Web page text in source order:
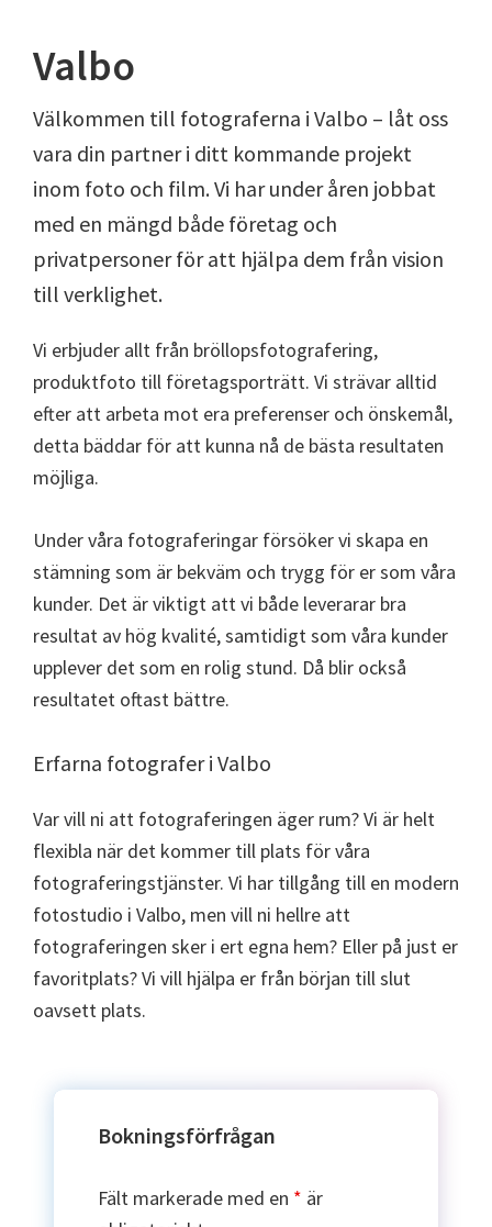
Valbo
Välkommen till fotograferna i Valbo – låt oss
vara din partner i ditt kommande projekt
inom foto och film. Vi har under åren jobbat
med en mängd både företag och
privatpersoner för att hjälpa dem från vision
till verklighet.
Vi erbjuder allt från bröllopsfotografering,
produktfoto till företagsporträtt. Vi strävar alltid
efter att arbeta mot era preferenser och önskemål,
detta bäddar för att kunna nå de bästa resultaten
möjliga.
Under våra fotograferingar försöker vi skapa en
stämning som är bekväm och trygg för er som våra
kunder. Det är viktigt att vi både leverarar bra
resultat av hög kvalité, samtidigt som våra kunder
upplever det som en rolig stund. Då blir också
resultatet oftast bättre.
Erfarna fotografer i Valbo
Var vill ni att fotograferingen äger rum? Vi är helt
flexibla när det kommer till plats för våra
fotograferingstjänster. Vi har tillgång till en modern
fotostudio i Valbo, men vill ni hellre att
fotograferingen sker i ert egna hem? Eller på just er
favoritplats? Vi vill hjälpa er från början till slut
oavsett plats.
Bokningsförfrågan
Fält markerade med en * är